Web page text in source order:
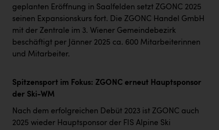
Vier Diamanten
Vorlagenportal
Wir besiegen Krebs
ZGONC
ZULuft - Zukunft Luft Austria
z.l.ö.
geplanten Eröffnung in Saalfelden setzt ZGONC 2025
seinen Expansionskurs fort. Die ZGONC Handel GmbH
mit der Zentrale im 3. Wiener Gemeindebezirk
beschäftigt per Jänner 2025 ca. 600 Mitarbeiterinnen
und Mitarbeiter.
Spitzensport im Fokus: ZGONC erneut Hauptsponsor
der Ski-WM
Nach dem erfolgreichen Debüt 2023 ist ZGONC auch
2025 wieder Hauptsponsor der FIS Alpine Ski